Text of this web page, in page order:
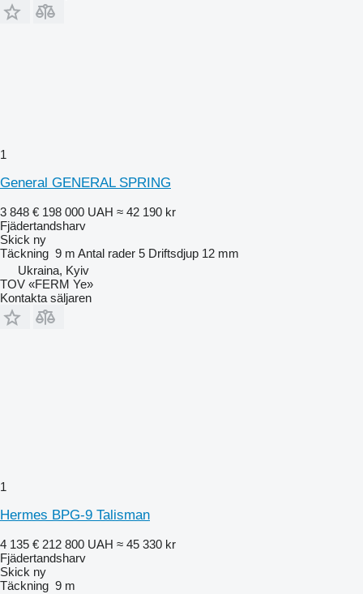
1
General GENERAL SPRING
3 848 € 198 000 UAH ≈ 42 190 kr
Fjädertandsharv
Skick ny
Täckning 9 m Antal rader 5 Driftsdjup 12 mm
Ukraina, Kyiv
TOV «FERM Ye»
Kontakta säljaren
1
Hermes BPG-9 Talisman
4 135 € 212 800 UAH ≈ 45 330 kr
Fjädertandsharv
Skick ny
Täckning 9 m